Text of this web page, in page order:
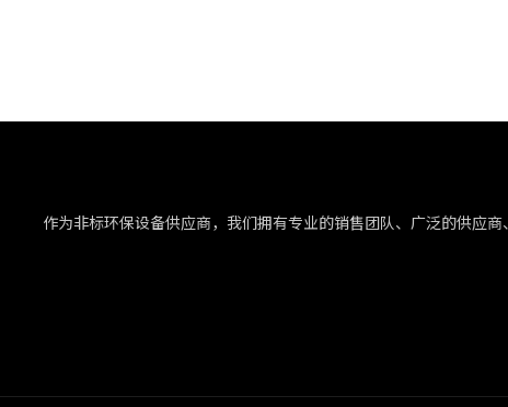
作为非标环保设备供应商，我们拥有专业的销售团队、广泛的供应商